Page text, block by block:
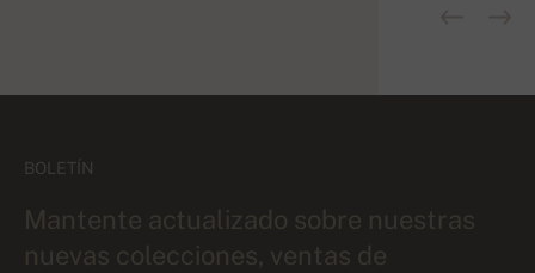
BOLETÍN
Mantente actualizado sobre nuestras
nuevas colecciones, ventas de